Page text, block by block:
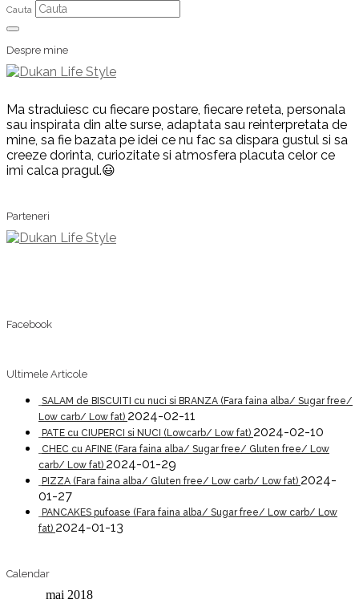
Cauta
Despre mine
Ma straduiesc cu fiecare postare, fiecare reteta, personala
sau inspirata din alte surse, adaptata sau reinterpretata de
mine, sa fie bazata pe idei ce nu fac sa dispara gustul si sa
creeze dorinta, curiozitate si atmosfera placuta celor ce
imi calca pragul.😃
Parteneri
Facebook
Ultimele Articole
SALAM de BISCUITI cu nuci si BRANZA (Fara faina alba/ Sugar free/
Low carb/ Low fat) 2024-02-11
PATE cu CIUPERCI si NUCI (Lowcarb/ Low fat) 2024-02-10
CHEC cu AFINE (Fara faina alba/ Sugar free/ Gluten free/ Low
carb/ Low fat) 2024-01-29
PIZZA (Fara faina alba/ Gluten free/ Low carb/ Low fat) 2024-
01-27
PANCAKES pufoase (Fara faina alba/ Sugar free/ Low carb/ Low
fat) 2024-01-13
Calendar
mai 2018